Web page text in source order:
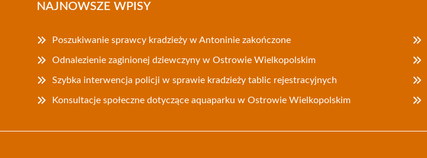
NAJNOWSZE WPISY
Poszukiwanie sprawcy kradzieży w Antoninie zakończone
Odnalezienie zaginionej dziewczyny w Ostrowie Wielkopolskim
Szybka interwencja policji w sprawie kradzieży tablic rejestracyjnych
Konsultacje społeczne dotyczące aquaparku w Ostrowie Wielkopolskim